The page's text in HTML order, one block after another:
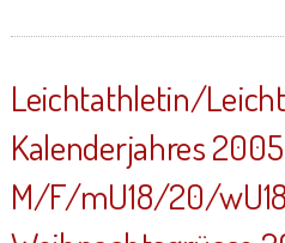
Leichtathletin/
Kalenderjahres 2005
M/F/mU18/20/